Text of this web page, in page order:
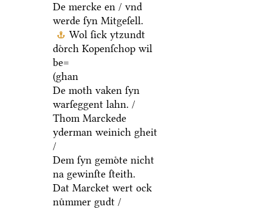
De mercke en / vnd
werde ſyn Mitgeſell.
Wol ſick ytzundt
doͤrch Kopenſchop wil
be=
(ghan
De moth vaken ſyn
warſeggent lahn. /
Thom Marckede
yderman weinich gheit
/
Dem ſyn gemoͤte nicht
na gewinſte ſteith.
Dat Marcket wert ock
nuͤmmer gudt /